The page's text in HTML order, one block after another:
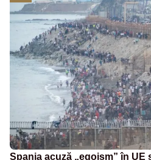
Spania acuză „egoism” în UE